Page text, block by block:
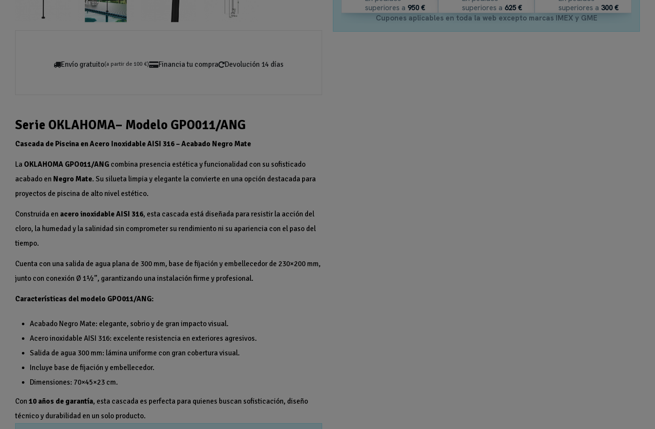
Envío gratuito(a partir de 100 €) Financia tu compra Devolución 14 días
Serie OKLAHOMA– Modelo GPO011/ANG
Cascada de Piscina en Acero Inoxidable AISI 316 – Acabado Negro Mate
La OKLAHOMA GPO011/ANG combina presencia estética y funcionalidad con su sofisticado
acabado en Negro Mate. Su silueta limpia y elegante la convierte en una opción destacada para
proyectos de piscina de alto nivel estético.
Construida en acero inoxidable AISI 316, esta cascada está diseñada para resistir la acción del
cloro, la humedad y la salinidad sin comprometer su rendimiento ni su apariencia con el paso del
tiempo.
Cuenta con una salida de agua plana de 300 mm, base de fijación y embellecedor de 230×200 mm,
junto con conexión Ø 1½”, garantizando una instalación firme y profesional.
Características del modelo GPO011/ANG:
Acabado Negro Mate: elegante, sobrio y de gran impacto visual.
Acero inoxidable AISI 316: excelente resistencia en exteriores agresivos.
Salida de agua 300 mm: lámina uniforme con gran cobertura visual.
Incluye base de fijación y embellecedor.
Dimensiones: 70×45×23 cm.
Con10 años de garantía, esta cascada es perfecta para quienes buscan sofisticación, diseño
técnico y durabilidad en un solo producto.
superiores a 950 €
superiores a 625 €
superiores a 300 €
Cupones aplicables en toda la web excepto marcas IMEX y GME